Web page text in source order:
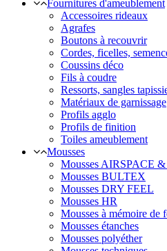
Fournitures d'ameublement
Accessoires rideaux
Agrafes
Boutons à recouvrir
Cordes, ficelles,
Coussins déco
Fils à coudre
Ressorts, sangles
Matériaux de garnissage
Profils agglo
Profils de finition
Toiles ameublement
Mousses
Mousses AIRSPACE
Mousses BULTEX
Mousses DRY FEEL
Mousses HR
Mousses à mémoire de
Mousses étanches
Mousses polyéther